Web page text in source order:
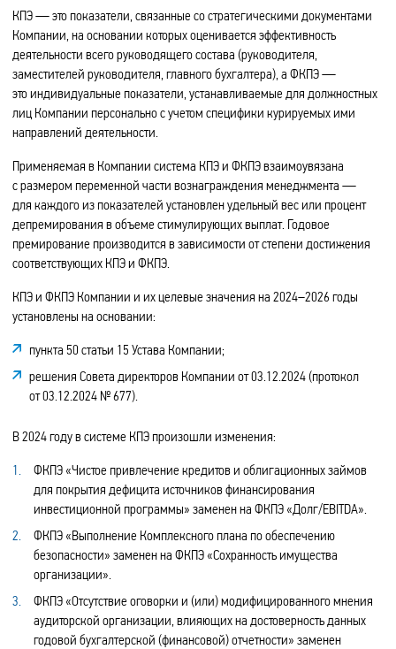
КПЭ — это показатели, связанные со стратегическими документами
Компании, на основании которых оценивается эффективность
деятельности всего руководящего состава (руководителя,
заместителей руководителя, главного бухгалтера), а ФКПЭ —
это индивидуальные показатели, устанавливаемые для должностных
лиц Компании персонально с учетом специфики курируемых ими
направлений деятельности.
Применяемая в Компании система КПЭ и ФКПЭ взаимоувязана
с размером переменной части вознаграждения менеджмента —
для каждого из показателей установлен удельный вес или процент
депремирования в объеме стимулирующих выплат. Годовое
премирование производится в зависимости от степени достижения
соответствующих КПЭ и ФКПЭ.
КПЭ и ФКПЭ Компании и их целевые значения на 2024–2026 годы
установлены на основании:
пункта 50 статьи 15 Устава Компании;
решения Совета директоров Компании от 03.12.2024 (протокол
от 03.12.2024 № 677).
В 2024 году в системе КПЭ произошли изменения:
ФКПЭ «Чистое привлечение кредитов и облигационных займов
для покрытия дефицита источников финансирования
инвестиционной программы» заменен на ФКПЭ «Долг/EBITDA».
ФКПЭ «Выполнение Комплексного плана по обеспечению
безопасности» заменен на ФКПЭ «Сохранность имущества
организации».
ФКПЭ «Отсутствие оговорки и (или) модифицированного мнения
аудиторской организации, влияющих на достоверность данных
годовой бухгалтерской (финансовой) отчетности» заменен